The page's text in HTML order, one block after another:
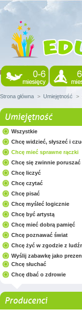
Strona główna > Umiejętność >
Umiejętność
Wszystkie
Chcę widzieć, słyszeć i
Chcę mieć sprawne rączki
Chcę się zwinnie poruszać
Chcę liczyć
Chcę czytać
Chcę pisać
Chcę myśleć logicznie
Chcę być artystą
Chcę mieć dobrą pamięć
Chcę poznawać świat
Chcę żyć w zgodzie z
Wyślij zabawkę jako
Chcę słuchać
Chcę dbać o zdrowie
Producenci